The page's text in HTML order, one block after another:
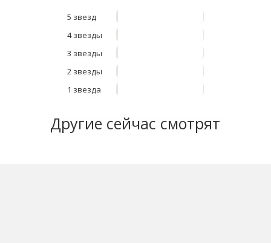
5 звезд
4 звезды
3 звезды
2 звезды
1 звезда
Другие сейчас смотрят